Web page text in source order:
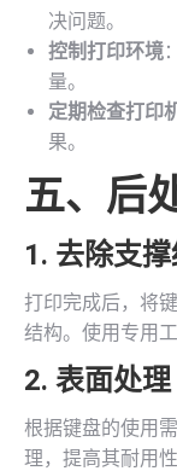
决问题。
控制打印环境
量。
定期检查打印
果。
五、后
1. 去除支
打印完成后，将
结构。使用专用
2. 表面处理
根据键盘的使用
理，提高其耐用